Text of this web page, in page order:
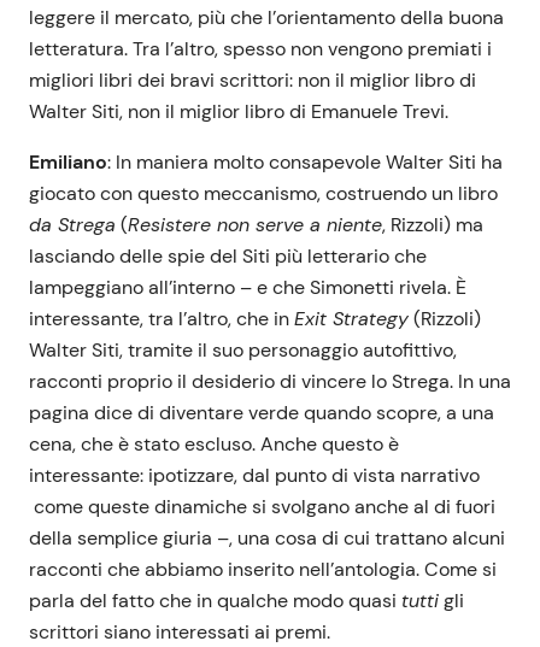
leggere il mercato, più che l’orientamento della buona
letteratura. Tra l’altro, spesso non vengono premiati i
migliori libri dei bravi scrittori: non il miglior libro di
Walter Siti, non il miglior libro di Emanuele Trevi.
Emiliano: In maniera molto consapevole Walter Siti ha
giocato con questo meccanismo, costruendo un libro
da Strega (Resistere non serve a niente, Rizzoli) ma
lasciando delle spie del Siti più letterario che
lampeggiano all’interno – e che Simonetti rivela. È
interessante, tra l’altro, che inExit Strategy(Rizzoli)
Walter Siti, tramite il suo personaggio autofittivo,
racconti proprio il desiderio di vincere lo Strega. In una
pagina dice di diventare verde quando scopre, a una
cena, che è stato escluso. Anche questo è
interessante: ipotizzare, dal punto di vista narrativo
come queste dinamiche si svolgano anche al di fuori
della semplice giuria –, una cosa di cui trattano alcuni
racconti che abbiamo inserito nell’antologia. Come si
parla del fatto che in qualche modo quasi tuttigli
scrittori siano interessati ai premi.